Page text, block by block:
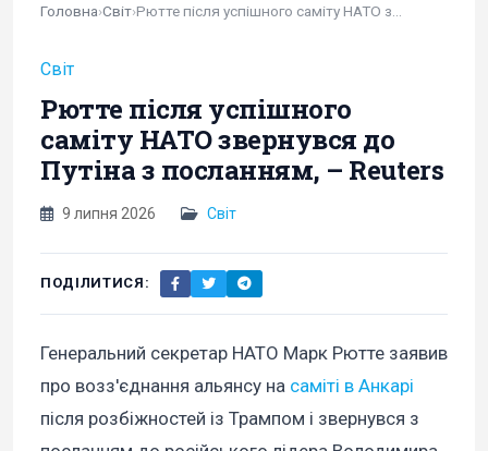
Головна›Світ›
Світ
Рютте після успішного
саміту НАТО звернувся до
Путіна з посланням, – Reuters
9 липня 2026 Світ
ПОДІЛИТИСЯ:
Генеральний секретар НАТО Марк Рютте заявив
про возз'єднання альянсу на саміті в Анкарі
після розбіжностей із Трампом і звернувся з